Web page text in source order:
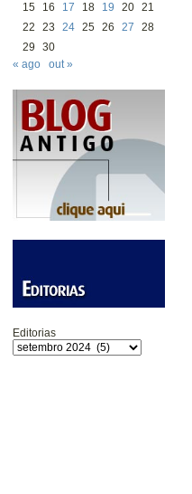
15
16 17 18 19 20 21
22
23 24 25 26 27
28
29
30
« ago
out »
Editorias